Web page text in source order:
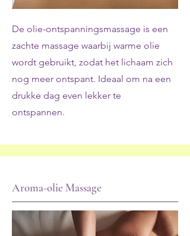
De olie-ontspanningsmassage is een
zachte massage waarbij warme olie
wordt gebruikt, zodat het lichaam zich
nog meer ontspant. Ideaal om na een
drukke dag even lekker te
ontspannen.
Aroma-olie Massage